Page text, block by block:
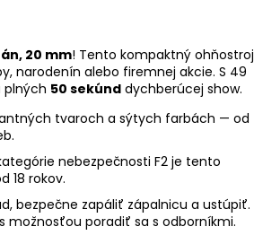
20 mm! Tento kompaktný ohňostroj
narodenín alebo firemnej akcie. S 49
plných 50 sekúnd dychberúcej show.
tvaroch a sýtych farbách — od
nebezpečnosti F2 je tento
18 rokov.
bezpečne zapáliť zápalnicu a ustúpiť.
možnosťou poradiť sa s odborníkmi.